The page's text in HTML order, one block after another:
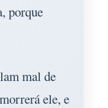
porque
mal de
ele, e